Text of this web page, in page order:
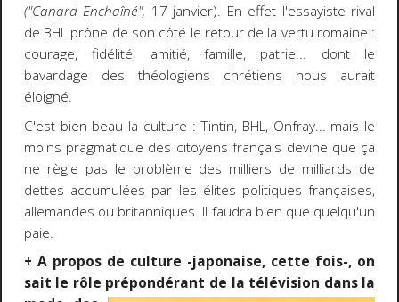
("Canard Enchaîné", 17 janvier). En effet l'essayiste rival
de BHL prône de son côté le retour de la vertu romaine :
courage, fidélité, amitié, famille, patrie... dont le
bavardage des théologiens chrétiens nous aurait
éloigné.
C'est bien beau la culture : Tintin, BHL, Onfray... mais le
moins pragmatique des citoyens français devine que ça
ne règle pas le problème des milliers de milliards de
dettes accumulées par les élites politiques françaises,
allemandes ou britanniques. Il faudra bien que quelqu'un
paie.
+ A propos de culture -japonaise, cette fois-, on
sait le rôle prépondérant de la télévision dans la